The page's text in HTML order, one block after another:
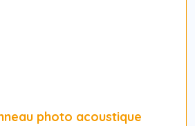
photo acoustique